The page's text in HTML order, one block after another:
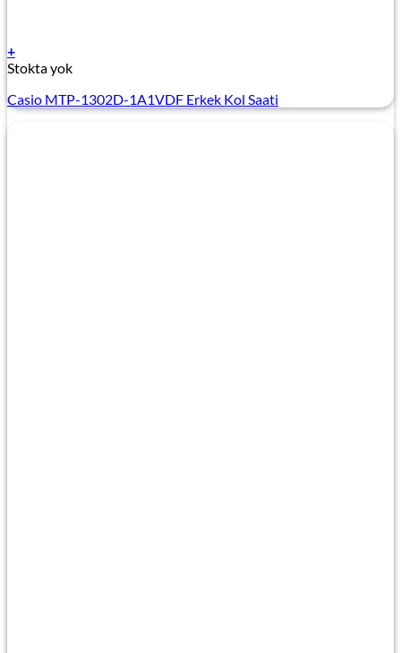
+
Stokta yok
Casio MTP-1302D-1A1VDF Erkek Kol Saati